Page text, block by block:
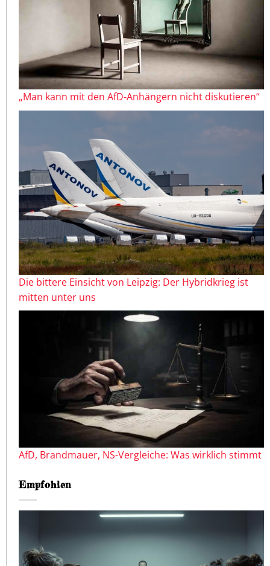
„Man kann mit den AfD-Anhängern nicht diskutieren“
Die bittere Einsicht von Leipzig: Der Hybridkrieg ist
mitten unter uns
AfD, Brandmauer, NS-Vergleiche: Was wirklich stimmt
Empfohlen